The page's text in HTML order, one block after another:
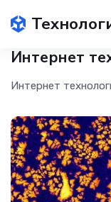
Интернет
Интернет